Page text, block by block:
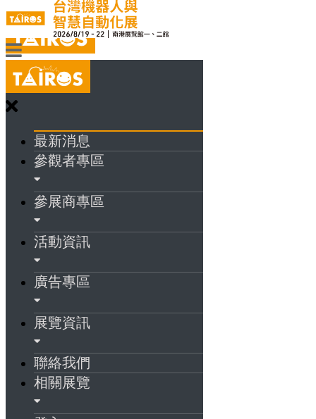
最新消息
參觀者專區
參展商專區
活動資訊
廣告專區
展覽資訊
聯絡我們
相關展覽